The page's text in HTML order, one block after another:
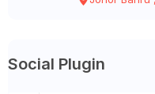
Social Plugin